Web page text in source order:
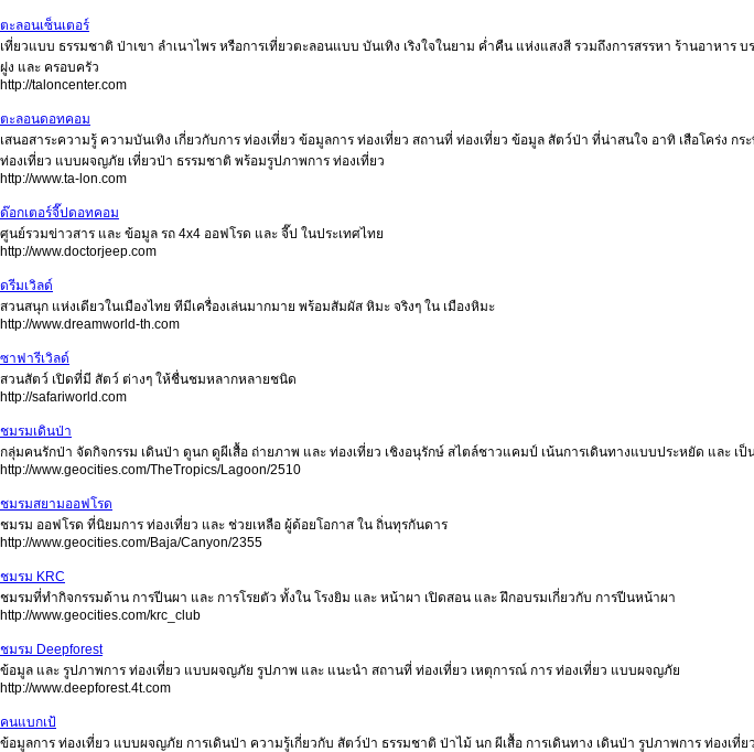
ตะลอนเซ็นเตอร์
เที่ยวแบบ ธรรมชาติ ป่าเขา ลำเนาไพร หรือการเที่ยวตะลอนแบบ บันเทิง เริงใจในยาม ค่ำคืน แห่งแสงสี รวมถึงการสรรหา ร้านอาหาร
ฝูง และ ครอบครัว
http://taloncenter.com
ตะลอนดอทคอม
เสนอสาระความรู้ ความบันเทิง เกี่ยวกับการ ท่องเที่ยว ข้อมูลการ ท่องเที่ยว สถานที่ ท่องเที่ยว ข้อมูล สัตว์ป่า ที่น่าสนใจ อาทิ เสือโคร่ง ก
ท่องเที่ยว แบบผจญภัย เที่ยวป่า ธรรมชาติ พร้อมรูปภาพการ ท่องเที่ยว
http://www.ta-lon.com
ด๊อกเตอร์จี๊ปดอทคอม
ศูนย์รวมข่าวสาร และ ข้อมูล รถ 4x4 ออฟโรด และ จี๊ป ในประเทศไทย
http://www.doctorjeep.com
ดรีมเวิลด์
สวนสนุก แห่งเดียวในเมืองไทย ทีมีเครื่องเล่นมากมาย พร้อมสัมผัส หิมะ จริงๆ ใน เมืองหิมะ
http://www.dreamworld-th.com
ซาฟารีเวิลด์
สวนสัตว์ เปิดที่มี สัตว์ ต่างๆ ให้ชื่นชมหลากหลายชนิด
http://safariworld.com
ชมรมเดินป่า
กลุ่มคนรักป่า จัดกิจกรรม เดินป่า ดูนก ดูผีเสื้อ ถ่ายภาพ และ ท่องเที่ยว เชิงอนุรักษ์ สไตล์ชาวแคมป์ เน้นการเดินทางแบบประหยัด และ เป็
http://www.geocities.com/TheTropics/Lagoon/2510
ชมรมสยามออฟโรด
ชมรม ออฟโรด ที่นิยมการ ท่องเที่ยว และ ช่วยเหลือ ผู้ด้อยโอกาส ใน ถิ่นทุรกันดาร
http://www.geocities.com/Baja/Canyon/2355
ชมรม KRC
ชมรมที่ทำกิจกรรมด้าน การปีนผา และ การโรยตัว ทั้งใน โรงยิม และ หน้าผา เปิดสอน และ ฝึกอบรมเกี่ยวกับ การปีนหน้าผา
http://www.geocities.com/krc_club
ชมรม Deepforest
ข้อมูล และ รูปภาพการ ท่องเที่ยว แบบผจญภัย รูปภาพ และ แนะนำ สถานที่ ท่องเที่ยว เหตุการณ์ การ ท่องเที่ยว แบบผจญภัย
http://www.deepforest.4t.com
คนแบกเป้
ข้อมูลการ ท่องเที่ยว แบบผจญภัย การเดินป่า ความรู้เกี่ยวกับ สัตว์ป่า ธรรมชาติ ป่าไม้ นก ผีเสื้อ การเดินทาง เดินป่า รูปภาพการ ท่องเที่ยว